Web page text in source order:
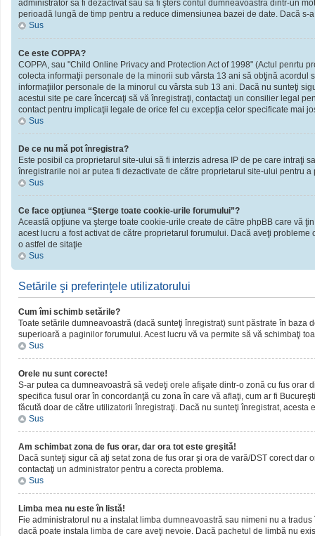
administrator să fi dezactivat sau să fi şters contul dumneavoastră dintr-un
perioadă lungă de timp pentru a reduce dimensiunea bazei de date. Dacă
Sus
Ce este COPPA?
COPPA, sau "Child Online Privacy and Protection Act of 1998" (Actul penrtu
colecta informaţii personale de la minorii sub vârsta 13 ani să obţină
informaţiilor personale de la minorul cu vârsta sub 13 ani. Dacă nu sunteţi
acestui site pe care încercaţi să vă înregistraţi, contactaţi un consilier legal
contact pentru implicaţii legale de orice fel cu excepţia celor specificate mai
Sus
De ce nu mă pot înregistra?
Este posibil ca proprietarul site-ului să fi interzis adresa IP de pe care intraţi
înregistrarile noi ar putea fi dezactivate de către proprietarul site-ului pentru
Sus
Ce face opţiunea “Şterge toate cookie-urile forumului”?
Această opţiune va şterge toate cookie-urile create de către phpBB care vă
acest lucru a fost activat de către proprietarul forumului. Dacă aveţi
o astfel de sitaţie
Sus
Setările şi preferinţele utilizatorului
Cum îmi schimb setările?
Toate setările dumneavoastră (dacă sunteţi înregistrat) sunt păstrate în
superioară a paginilor forumului. Acest lucru vă va permite să vă schimbaţi
Sus
Orele nu sunt corecte!
S-ar putea ca dumneavoastră să vedeţi orele afişate dintr-o zonă cu fus
specifica fusul orar în concordanţă cu zona în care vă aflaţi, cum ar fi
făcută doar de către utilizatorii înregistraţi. Dacă nu sunteţi înregistrat, acesta
Sus
Am schimbat zona de fus orar, dar ora tot este greşită!
Dacă sunteţi sigur că aţi setat zona de fus orar şi ora de vară/DST corect
contactaţi un administrator pentru a corecta problema.
Sus
Limba mea nu este în listă!
Fie administratorul nu a instalat limba dumneavoastră sau nimeni nu a
dacă poate instala limba de care aveţi nevoie. Dacă pachetul de limbă nu